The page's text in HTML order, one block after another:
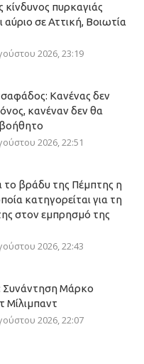
πυρκαγιάς
αύριο σε Αττική, Βοιωτία
2026, 23:19
Κανένας δεν
κανέναν δεν θα
2026, 22:51
το βράδυ της Πέμπτης η
κατηγορείται για τη
στον εμπρησμό της
2026, 22:43
Συνάντηση Μάρκο
Μίλιμπαντ
2026, 22:07